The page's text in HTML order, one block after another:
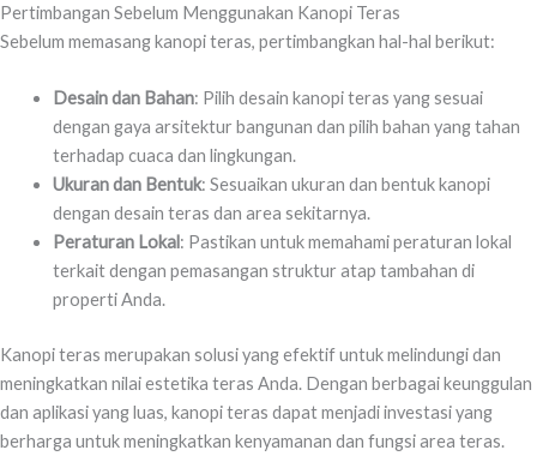
Pertimbangan Sebelum Menggunakan Kanopi Teras
Sebelum memasang kanopi teras, pertimbangkan hal-hal berikut:
Desain dan Bahan: Pilih desain kanopi teras yang sesuai
dengan gaya arsitektur bangunan dan pilih bahan yang tahan
terhadap cuaca dan lingkungan.
Ukuran dan Bentuk: Sesuaikan ukuran dan bentuk kanopi
dengan desain teras dan area sekitarnya.
Peraturan Lokal: Pastikan untuk memahami peraturan lokal
terkait dengan pemasangan struktur atap tambahan di
properti Anda.
Kanopi teras merupakan solusi yang efektif untuk melindungi dan
meningkatkan nilai estetika teras Anda. Dengan berbagai keunggulan
dan aplikasi yang luas, kanopi teras dapat menjadi investasi yang
berharga untuk meningkatkan kenyamanan dan fungsi area teras.